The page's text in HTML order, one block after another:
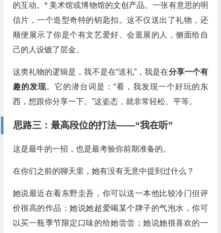
的互动。* 美术馆或博物馆的文创产品。一张有意思的明
信片，一个造型奇特的钥匙扣。这不仅送出了礼物，还
顺便展示了你是个有文艺爱好、会逛展的人，侧面给自
己的人设镀了层金。
这类礼物的逻辑是，我不是在“送礼”，我是在分享一个有
趣的发现。它的潜台词是：“看，我发现一个好玩的东
西，想跟你分享一下。”这姿态，就非常轻松、平等。
思路三：最高段位的打法——“我在听”
这是最牛的一招，也是最考验你前期准备的。
在你们之前的聊天里，她有没有无意中提到过什么？
她说最近在看东野圭吾，你可以送一本他比较冷门但评
价很高的作品；她说她超爱喝某个牌子的气泡水，你可
以买一瓶季节限定口味的给她尝尝；她说她很喜欢的一